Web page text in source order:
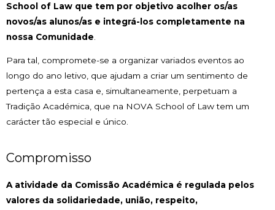
School of Law que tem por objetivo acolher os/as
novos/as alunos/as e integrá-los completamente na
nossa Comunidade
Para tal, compromete-se a organizar variados eventos ao
longo do ano letivo, que ajudam a criar um sentimento de
pertença a esta casa e, simultaneamente, perpetuam a
Tradição Académica, que na NOVA School of Law tem um
carácter tão especial e único.
Compromisso
A atividade da Comissão Académica é regulada pelos
valores da solidariedade, união, respeito,